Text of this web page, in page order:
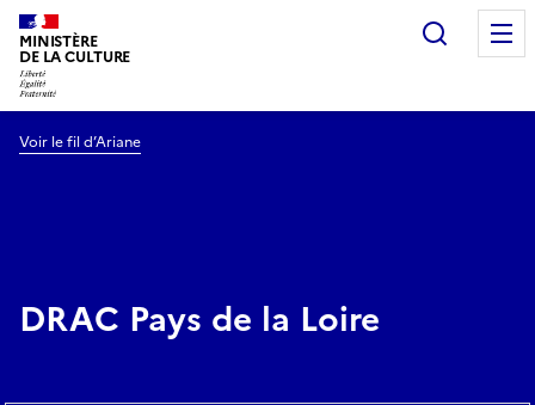
MINISTÈRE
DE LA CULTURE
Voir le fil d’Ariane
DRAC Pays de la Loire